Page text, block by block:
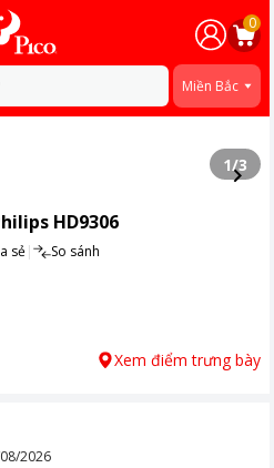
0
Miền Bắc
1/3
HD9306
sẻ| So sánh
Xem điểm trưng bày
2026